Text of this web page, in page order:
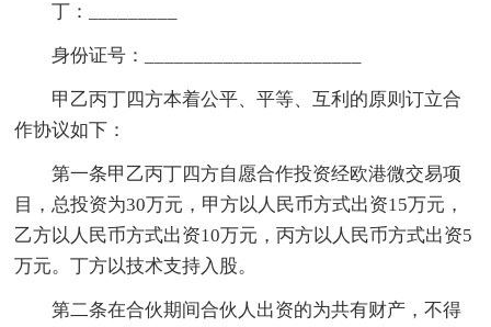
丁：_________
身份证号：______________________
甲乙丙丁四方本着公平、平等、互利的原则订立合
作协议如下：
第一条甲乙丙丁四方自愿合作投资经欧港微交易项
目，总投资为30万元，甲方以人民币方式出资15万元，
乙方以人民币方式出资10万元，丙方以人民币方式出资5
万元。丁方以技术支持入股。
第二条在合伙期间合伙人出资的为共有财产，不得